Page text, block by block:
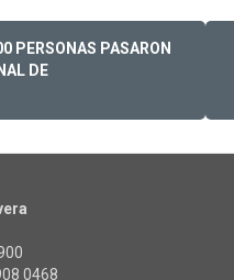
PERSONAS PASARON
DE
0468